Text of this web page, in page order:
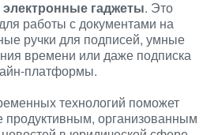
электронные гаджеты. Это
работы с документами на
ручки для подписей, умные
времени или даже подписка
платформы.
технологий поможет
продуктивным, организованным